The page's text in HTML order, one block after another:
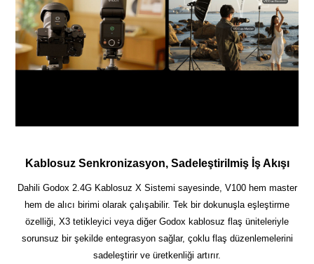
Kablosuz Senkronizasyon, Sadeleştirilmiş İş Akışı
Dahili Godox 2.4G Kablosuz X Sistemi sayesinde, V100 hem master
hem de alıcı birimi olarak çalışabilir. Tek bir dokunuşla eşleştirme
özelliği, X3 tetikleyici veya diğer Godox kablosuz flaş üniteleriyle
sorunsuz bir şekilde entegrasyon sağlar, çoklu flaş düzenlemelerini
sadeleştirir ve üretkenliği artırır.